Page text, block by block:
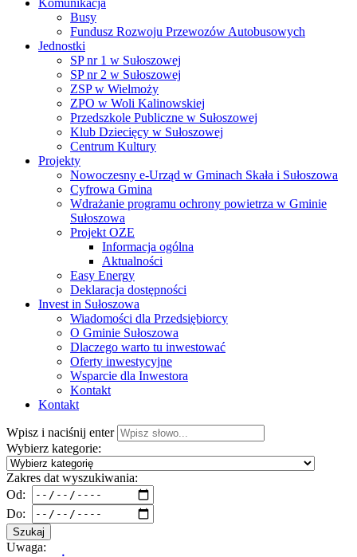
Busy
Fundusz Rozwoju Przewozów Autobusowych
Jednostki
SP nr 1 w Sułoszowej
SP nr 2 w Sułoszowej
ZSP w Wielmoży
ZPO w Woli Kalinowskiej
Przedszkole Publiczne w Sułoszowej
Klub Dziecięcy w Sułoszowej
Centrum Kultury
Projekty
Nowoczesny e-Urząd w Gminach Skała i Sułoszowa
Cyfrowa Gmina
Wdrażanie programu ochrony powietrza w Gminie
Sułoszowa
Projekt OZE
Informacja ogólna
Aktualności
Easy Energy
Deklaracja dostępności
Invest in Sułoszowa
Wiadomości dla Przedsiębiorcy
O Gminie Sułoszowa
Dlaczego warto tu inwestować
Oferty inwestycyjne
Wsparcie dla Inwestora
Kontakt
Kontakt
Wpisz i naciśnij enter
Wybierz kategorie:
Zakres dat wyszukiwania:
Od:
Do:
Szukaj
Uwaga: